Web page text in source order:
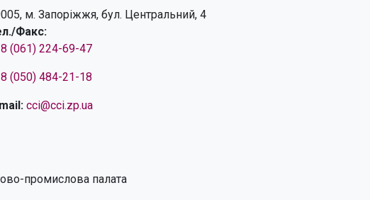
м. Запоріжжя, бул. Центральний, 4
Факс:
(061) 224-69-47
(050) 484-21-18
cci@cci.zp.ua
промислова палата